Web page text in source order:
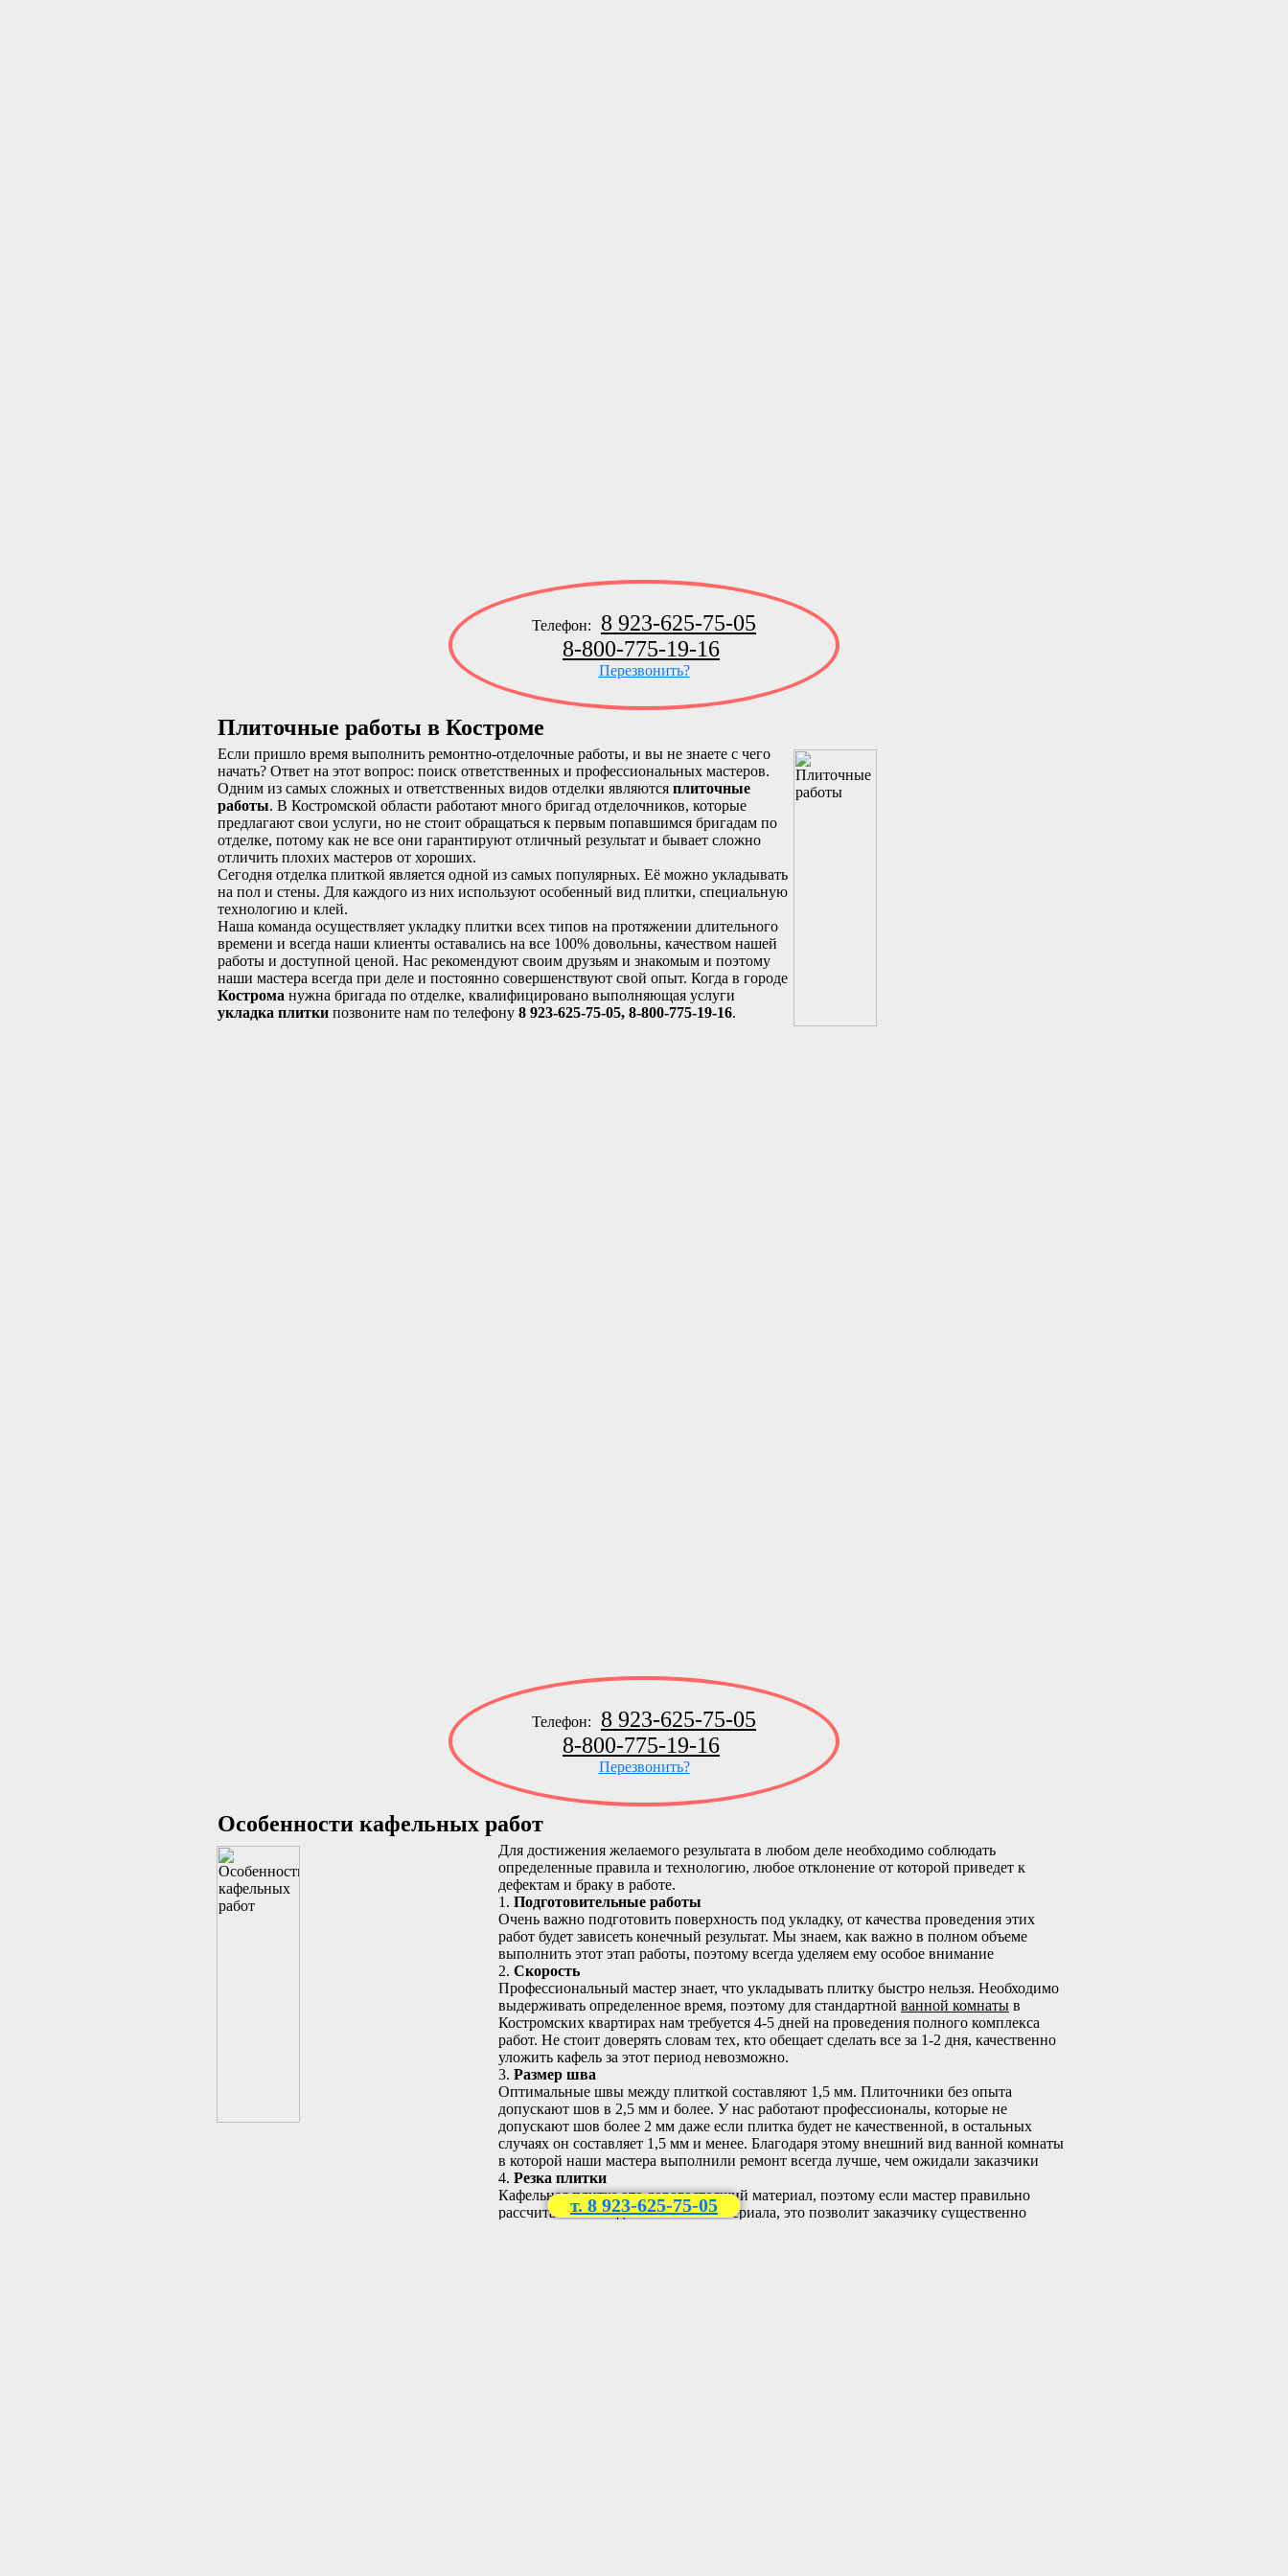
Телефон:
8 923-625-75-05
8-800-775-19-16
Перезвонить?
Плиточные работы в Костроме
Если пришло время выполнить ремонтно-отделочные работы, и вы не знаете с чего
начать? Ответ на этот вопрос: поиск ответственных и профессиональных мастеров.
Одним из самых сложных и ответственных видов отделки являются плиточные
работы. В Костромской области работают много бригад отделочников, которые
предлагают свои услуги, но не стоит обращаться к первым попавшимся бригадам по
отделке, потому как не все они гарантируют отличный результат и бывает сложно
отличить плохих мастеров от хороших.
Сегодня отделка плиткой является одной из самых популярных. Её можно укладывать
на пол и стены. Для каждого из них используют особенный вид плитки, специальную
технологию и клей.
Наша команда осуществляет укладку плитки всех типов на протяжении длительного
времени и всегда наши клиенты оставались на все 100% довольны, качеством нашей
работы и доступной ценой. Нас рекомендуют своим друзьям и знакомым и поэтому
наши мастера всегда при деле и постоянно совершенствуют свой опыт. Когда в городе
Кострома нужна бригада по отделке, квалифицировано выполняющая услуги
укладка плитки позвоните нам по телефону 8 923-625-75-05, 8-800-775-19-16.
Телефон:
8 923-625-75-05
8-800-775-19-16
Перезвонить?
Особенности кафельных работ
Для достижения желаемого результата в любом деле необходимо соблюдать
определенные правила и технологию, любое отклонение от которой приведет к
дефектам и браку в работе.
1. Подготовительные работы
Очень важно подготовить поверхность под укладку, от качества проведения этих
работ будет зависеть конечный результат. Мы знаем, как важно в полном объеме
выполнить этот этап работы, поэтому всегда уделяем ему особое внимание
2. Скорость
Профессиональный мастер знает, что укладывать плитку быстро нельзя. Необходимо
выдерживать определенное время, поэтому для стандартной ванной комнаты в
Костромских квартирах нам требуется 4-5 дней на проведения полного комплекса
работ. Не стоит доверять словам тех, кто обещает сделать все за 1-2 дня, качественно
уложить кафель за этот период невозможно.
3. Размер шва
Оптимальные швы между плиткой составляют 1,5 мм. Плиточники без опыта
допускают шов в 2,5 мм и более. У нас работают профессионалы, которые не
допускают шов более 2 мм даже если плитка будет не качественной, в остальных
случаях он составляет 1,5 мм и менее. Благодаря этому внешний вид ванной комнаты
в которой наши мастера выполнили ремонт всегда лучше, чем ожидали заказчики
4. Резка плитки
Кафельная плитка это дорогостоящий материал, поэтому если мастер правильно
рассчитает необходимый объем материала, это позволит заказчику существенно
т. 8 923-625-75-05